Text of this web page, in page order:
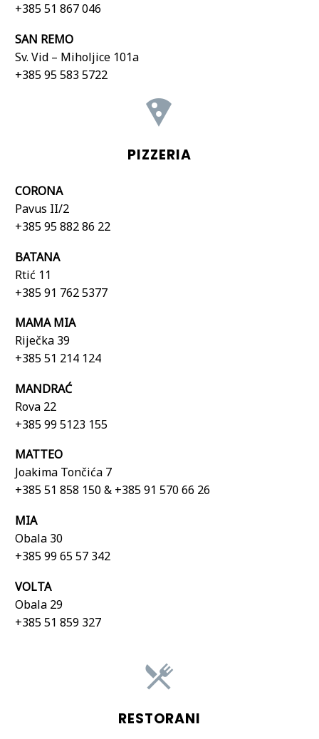
+385 51 867 046
SAN REMO
Sv. Vid – Miholjice 101a
+385 95 583 5722


PIZZERIA
CORONA
Pavus II/2
+385 95 882 86 22
BATANA
Rtić 11
+385 91 762 5377
MAMA MIA
Riječka 39
+385 51 214 124
MANDRAĆ
Rova 22
+385 99 5123 155
MATTEO
Joakima Tončića 7
+385 51 858 150 & +385 91 570 66 26
MIA
Obala 30
+385 99 65 57 342
VOLTA
Obala 29
+385 51 859 327


RESTORANI